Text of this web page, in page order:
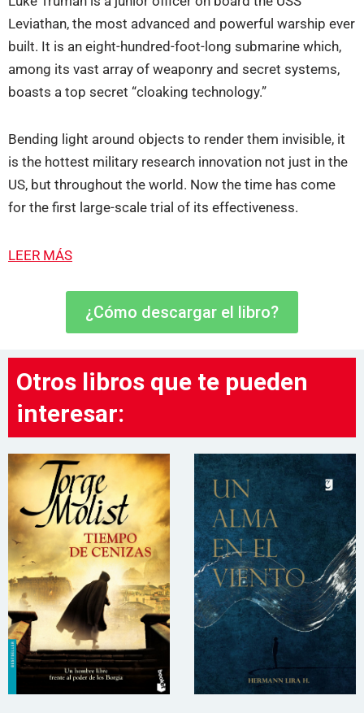
Leviathan, the most advanced and powerful warship ever
built. It is an eight-hundred-foot-long submarine which,
among its vast array of weaponry and secret systems,
boasts a top secret “cloaking technology.”
Bending light around objects to render them invisible, it
is the hottest military research innovation not just in the
US, but throughout the world. Now the time has come
for the first large-scale trial of its effectiveness.
LEER MÁS
¿Cómo descargar el libro?
Otros libros que te pueden
interesar: